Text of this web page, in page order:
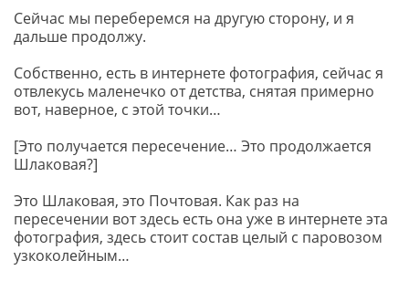
Сейчас мы переберемся на другую сторону, и я
дальше продолжу.
Собственно, есть в интернете фотография, сейчас я
отвлекусь маленечко от детства, снятая примерно
вот, наверное, с этой точки…
[Это получается пересечение… Это продолжается
Шлаковая?]
Это Шлаковая, это Почтовая. Как раз на
пересечении вот здесь есть она уже в интернете эта
фотография, здесь стоит состав целый с паровозом
узкоколейным…